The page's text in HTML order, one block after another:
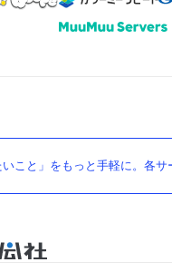
こと」をもっと手軽に。各